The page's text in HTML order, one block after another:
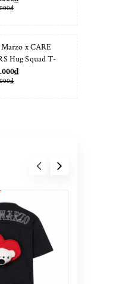
Marzo x CARE
Hug Squad T-
Blue